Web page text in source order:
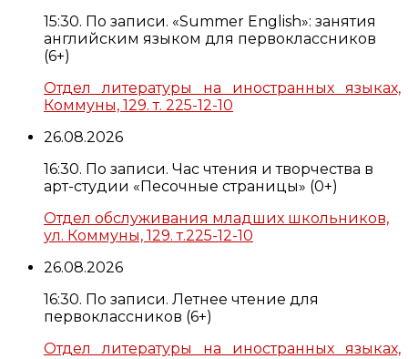
15:30. По записи. «Summer English»: занятия
английским языком для первоклассников
(6+)
Отдел литературы на иностранных языках,
Коммуны, 129. т. 225-12-10
26.08.2026
16:30. По записи. Час чтения и творчества в
арт-студии «Песочные страницы» (0+)
Отдел обслуживания младших школьников,
ул. Коммуны, 129. т.225-12-10
26.08.2026
16:30. По записи. Летнее чтение для
первоклассников (6+)
Отдел литературы на иностранных языках,